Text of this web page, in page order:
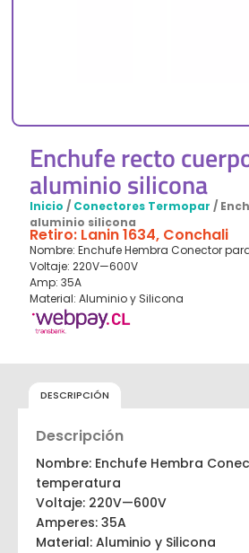
Enchufe recto
aluminio silicona
Inicio / Conectores Termopar /
aluminio silicona
Retiro: Lanin 1634, Conchali
Nombre: Enchufe Hembra Conector
Voltaje: 220V—600V
Amp: 35A
Material: Aluminio y Silicona
DESCRIPCIÓN
Descripción
Nombre: Enchufe Hembra
temperatura
Voltaje: 220V—600V
Amperes: 35A
Material: Aluminio y Silicona